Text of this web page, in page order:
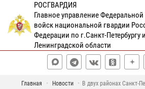
РОСГВАРДИЯ
Главное управление
войск национальной гвардии
Федерации по г.Санкт-Петербургу и
Ленинградской области
Главная Новости
В двух районах Санкт-